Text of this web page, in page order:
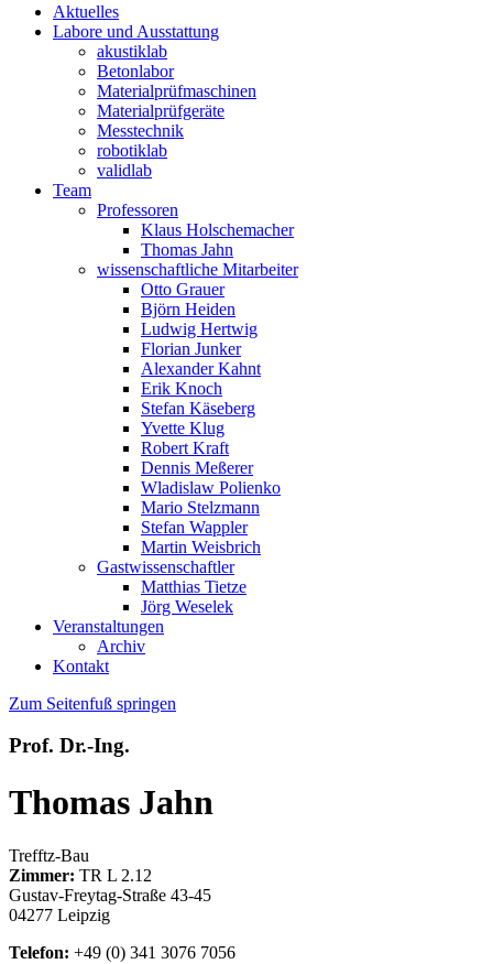
Aktuelles
Labore und Ausstattung
akustiklab
Betonlabor
Materialprüfmaschinen
Materialprüfgeräte
Messtechnik
robotiklab
validlab
Team
Professoren
Klaus Holschemacher
Thomas Jahn
wissenschaftliche Mitarbeiter
Otto Grauer
Björn Heiden
Ludwig Hertwig
Florian Junker
Alexander Kahnt
Erik Knoch
Stefan Käseberg
Yvette Klug
Robert Kraft
Dennis Meßerer
Wladislaw Polienko
Mario Stelzmann
Stefan Wappler
Martin Weisbrich
Gastwissenschaftler
Matthias Tietze
Jörg Weselek
Veranstaltungen
Archiv
Kontakt
Zum Seitenfuß springen
Prof. Dr.-Ing.
Thomas Jahn
Trefftz-Bau
Zimmer: TR L 2.12
Gustav-Freytag-Straße 43-45
04277 Leipzig
Telefon: +49 (0) 341 3076 7056